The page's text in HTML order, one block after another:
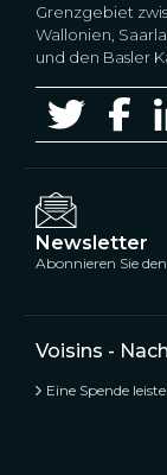
Grenzgebiet
Wallonien,
und den Basler
Newsletter
Abonnieren Sie
Voisins -
Eine Spende